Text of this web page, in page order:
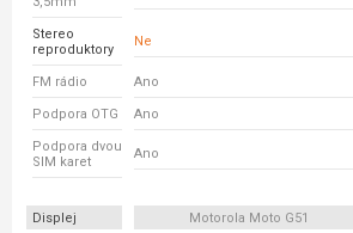
Stereo
reproduktory
Ne
FM rádio Ano
Podpora OTG Ano
Podpora dvou
SIM karet
Ano
Displej Motorola Moto G51